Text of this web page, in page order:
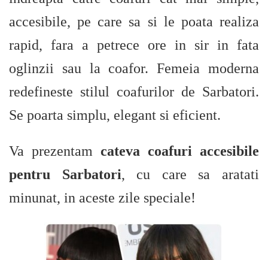
accesibile, pe care sa si le poata realiza
rapid, fara a petrece ore in sir in fata
oglinzii sau la coafor. Femeia moderna
redefineste stilul coafurilor de Sarbatori.
Se poarta simplu, elegant si eficient.
Va prezentam cateva coafuri accesibile
pentru Sarbatori, cu care sa aratati
minunat, in aceste zile speciale!